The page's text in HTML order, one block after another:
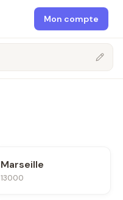
Mon compte
Marseille
13000